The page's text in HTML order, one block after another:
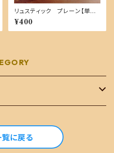
リュスティック プレーン【単品
商品】
¥400
に戻る